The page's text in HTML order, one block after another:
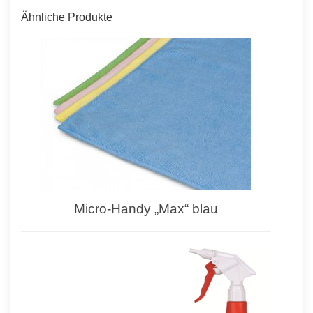
Ähnliche Produkte
Micro-Handy „Max“ blau